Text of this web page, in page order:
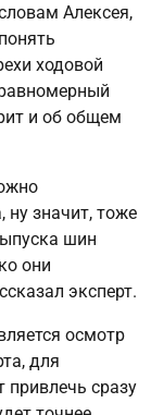
Алексея,
ходовой
и об общем
ну значит, тоже
шин
они
эксперт.
осмотр
для
привлечь сразу